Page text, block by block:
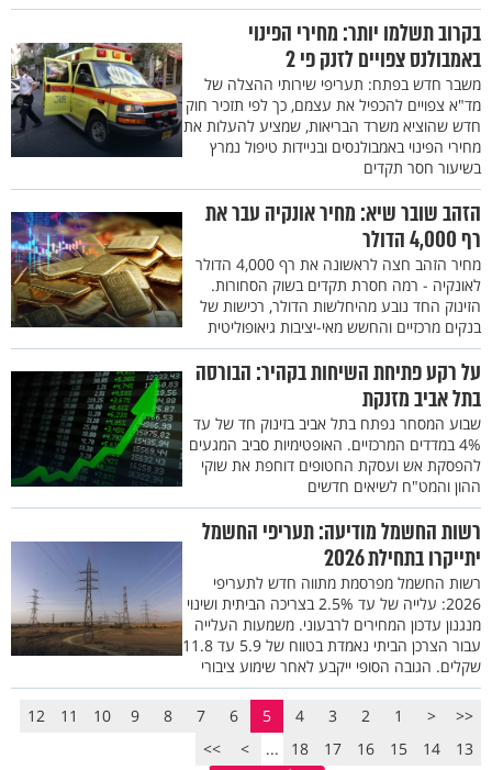
בקרוב תשלמו יותר: מחירי הפינוי
באמבולנס צפויים לזנק פי 2
משבר חדש בפתח: תעריפי שירותי ההצלה של
מד"א צפויים להכפיל את עצמם, כך לפי תזכיר חוק
חדש שהוציא משרד הבריאות, שמציע להעלות את
מחירי הפינוי באמבולנסים ובניידות טיפול נמרץ
בשיעור חסר תקדים
הזהב שובר שיא: מחיר אונקיה עבר את
רף 4,000 הדולר
מחיר הזהב חצה לראשונה את רף 4,000 הדולר
לאונקיה - רמה חסרת תקדים בשוק הסחורות.
הזינוק החד נובע מהיחלשות הדולר, רכישות של
בנקים מרכזיים והחשש מאי-יציבות גיאופוליטית
על רקע פתיחת השיחות בקהיר: הבורסה
בתל אביב מזנקת
שבוע המסחר נפתח בתל אביב בזינוק חד של עד
4% במדדים המרכזיים. האופטימיות סביב המגעים
להפסקת אש ועסקת החטופים דוחפת את שוקי
ההון והמט"ח לשיאים חדשים
רשות החשמל מודיעה: תעריפי החשמל
יתייקרו בתחילת 2026
רשות החשמל מפרסמת מתווה חדש לתעריפי
2026: עלייה של עד 2.5% בצריכה הביתית ושינוי
מנגנון עדכון המחירים לרבעוני. משמעות העלייה
עבור הצרכן הביתי נאמדת בטווח של 5.9 עד 11.8
שקלים. הגובה הסופי ייקבע לאחר שימוע ציבורי
<<
<
1
2
3
4
5
6
7
8
9
10
11
12
13
14
15
16
17
18
...
>
>>